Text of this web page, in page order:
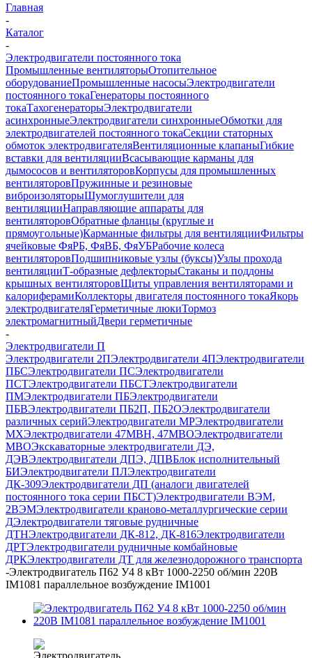
Главная
-
Каталог
-
Электродвигатели постоянного тока
Промышленные вентиляторыОтопительное
оборудованиеПромышленные насосыЭлектродвигатели
постоянного токаГенераторы постоянного
токаТахогенераторыЭлектродвигатели
асинхронныеЭлектродвигатели синхронныеОбмотки для
электродвигателей постоянного токаСекции статорных
обмоток электродвигателяВентиляционные клапаныГибкие
вставки для вентиляцииВсасывающие карманы для
дымососов и вентиляторовКорпусы для промышленных
вентиляторовПружинные и резиновые
виброизоляторыШумоглушители для
вентиляцииНаправляющие аппараты для
вентиляторовОбратные фланцы (круглые и
прямоугольные)Карманные фильтры для вентиляцииФильтры
ячейковые ФяРБ, ФяВБ, ФяУБРабочие колеса
вентиляторовПодшипниковые узлы (буксы)Узлы прохода
вентиляцииТ-образные дефлекторыСтаканы и поддоны
крышных вентиляторовЩиты управления вентиляторами и
калориферамиКоллекторы двигателя постоянного токаЯкорь
электродвигателяГерметичные люкиТормоз
электромагнитныйДвери герметичные
-
Электродвигатели П
Электродвигатели 2ПЭлектродвигатели 4ПЭлектродвигатели
ПБСЭлектродвигатели ПСЭлектродвигатели
ПСТЭлектродвигатели ПБСТЭлектродвигатели
ПМЭлектродвигатели ПБЭлектродвигатели
ПБВЭлектродвигатели ПБ2П, ПБ2ОЭлектродвигатели
различных серийЭлектродвигатели МРЭлектродвигатели
MXЭлектродвигатели 47MBH, 47МВОЭлектродвигатели
MBOЭкскаваторные электродвигатели ДЭ,
ДЭВЭлектродвигатели ДПЭ, ДПВБлок исполнительный
БИЭлектродвигатели ПЛЭлектродвигатели
ДК-309Электродвигатели ДП (аналоги двигателей
постоянного тока серии ПБСТ)Электродвигатели ВЭМ,
2ВЭМЭлектродвигатели краново-металлургические серии
ДЭлектродвигатели тяговые рудничные
ДТНЭлектродвигатели ДК-812, ДК-816Электродвигатели
ДРТЭлектродвигатели рудничные комбайновые
ДРКЭлектродвигатели ДТ для железнодорожного транспорта
-Электродвигатель П62 У4 8 кВт 1000-2250 об/мин 220В
IM1081 параллельное возбуждение IM1001